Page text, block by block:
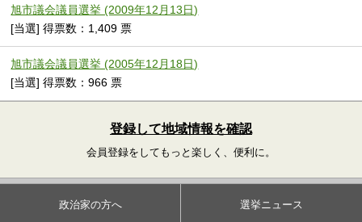
旭市議会議員選挙 (2009年12月13日)
[当選] 得票数：1,409 票
旭市議会議員選挙 (2005年12月18日)
[当選] 得票数：966 票
登録して地域情報を確認
会員登録をしてもっと楽しく、便利に。
政治家の方へ 選挙ニュース